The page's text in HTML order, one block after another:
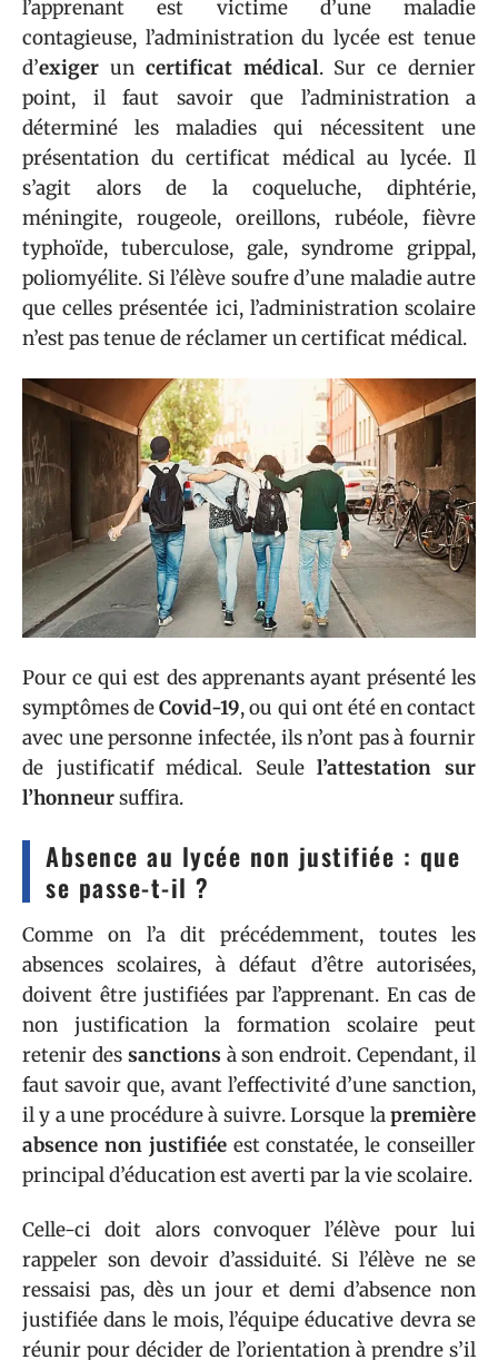
l’apprenant est victime d’une maladie
contagieuse, l’administration du lycée est tenue
d’exiger un certificat médical. Sur ce dernier
point, il faut savoir que l’administration a
déterminé les maladies qui nécessitent une
présentation du certificat médical au lycée. Il
s’agit alors de la coqueluche, diphtérie,
méningite, rougeole, oreillons, rubéole, fièvre
typhoïde, tuberculose, gale, syndrome grippal,
poliomyélite. Si l’élève soufre d’une maladie autre
que celles présentée ici, l’administration scolaire
n’est pas tenue de réclamer un certificat médical.
Pour ce qui est des apprenants ayant présenté les
symptômes deCovid-19, ou qui ont été en contact
avec une personne infectée, ils n’ont pas à fournir
de justificatif médical. Seulel’attestation sur
l’honneursuffira.
Absence au lycée non justifiée : que
se passe-t-il ?
Comme on l’a dit précédemment, toutes les
absences scolaires, à défaut d’être autorisées,
doivent être justifiées par l’apprenant. En cas de
non justification la formation scolaire peut
retenir des sanctions à son endroit. Cependant, il
faut savoir que, avant l’effectivité d’une sanction,
il y a une procédure à suivre. Lorsque lapremière
absence non justifiéeest constatée, le conseiller
principal d’éducation est averti par la vie scolaire.
Celle-ci doit alors convoquer l’élève pour lui
rappeler son devoir d’assiduité. Si l’élève ne se
ressaisi pas, dès un jour et demi d’absence non
justifiée dans le mois, l’équipe éducative devra se
réunir pour décider de l’orientation à prendre s’il